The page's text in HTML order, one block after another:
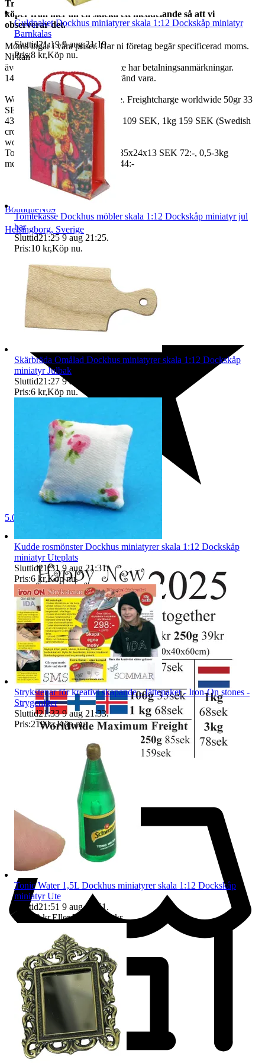
Tradera. Om du
köper från mer än en skicka ett meddelande så att vi
observerar det.
Moms ingår i våra priser. Har ni företag begär specificerad moms.
Ni kan
även fråga om faktura om ni inte har betalningsanmärkningar.
14 dagars full returrätt vid oanvänd vara.
We also ship abroad worldwide. Freightcharge worldwide 50gr 33
SEK, 100 gr
43 SEK, 250gr 85 SEK, 0,5kg 109 SEK, 1kg 159 SEK (Swedish
crown
worldwide price freight)
To Denmark 0,5-3kg measure 35x24x13 SEK 72:-, 0,5-3kg
measure 40x40x140cm SEK 144:-
BoutiqueNo9
Helsingborg, Sverige
5.0
Guldpaket Dockhus miniatyrer skala 1:12 Dockskåp miniatyr
Barnkalas
Sluttid21:19 9 aug 21:19.
Pris:8 kr,Köp nu.
Tomtekasse Dockhus möbler skala 1:12 Dockskåp miniatyr jul
bar
Sluttid21:25 9 aug 21:25.
Pris:10 kr,Köp nu.
Skärbräda Omålad Dockhus miniatyrer skala 1:12 Dockskåp
miniatyr Julbak
Sluttid21:27 9 aug 21:27
Pris:6 kr,Köp nu.
Kudde rosmönster Dockhus miniatyrer skala 1:12 Dockskåp
miniatyr Uteplats
Sluttid21:31 9 aug 21:31.
Pris:6 kr,Köp nu.
Strykstenar för kreativt skapande - Jättepaket - Iron-On stones -
Strygenitter
Sluttid21:33 9 aug 21:33.
Pris:219 kr,Köp nu.
Tonic Water 1,5L Dockhus miniatyrer skala 1:12 Dockskåp
miniatyr Ute
Sluttid21:51 9 aug 21:51 .
Pris:
12 kr,Eller Köp nu 14 kr,.